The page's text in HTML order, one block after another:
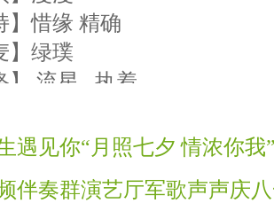
】惜缘 精确
】绿璞
】 流星 执着
】雪人 天涯
】多多 爱谁 依依
】无言
】 流星 执着
遇见你“月照七夕 情浓你我
伴奏群演艺厅军歌声声庆